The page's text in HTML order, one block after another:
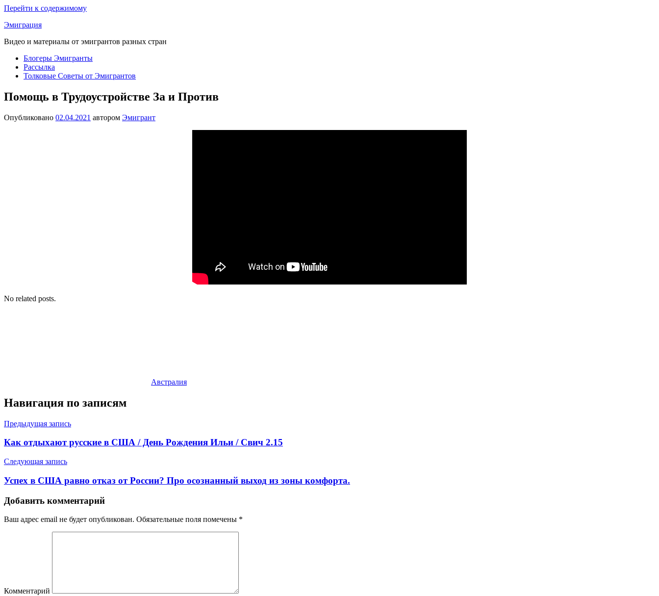
Перейти к содержимому
Эмиграция
Видео и материалы от эмигрантов разных стран
Блогеры Эмигранты
Рассылка
Толковые Советы от Эмигрантов
Помощь в Трудоустройстве За и Против
Опубликовано 02.04.2021 автором Эмигрант
No related posts.
Австралия
Навигация по записям
Предыдущая запись
Как отдыхают русские в США / День Рождения Ильи / Свич 2.15
Следующая запись
Успех в США равно отказ от России? Про осознанный выход из зоны комфорта.
Добавить комментарий
Ваш адрес email не будет опубликован. Обязательные поля помечены *
Комментарий